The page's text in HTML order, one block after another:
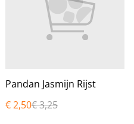
Pandan Jasmijn Rijst
€ 2,50€ 3,25